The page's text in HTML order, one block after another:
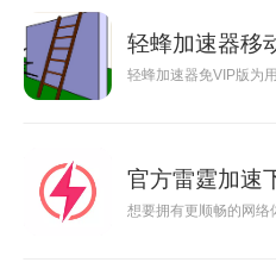
轻蜂加速器移
轻蜂加速器免VIP版为
官方雷霆加速
想要拥有更顺畅的网络